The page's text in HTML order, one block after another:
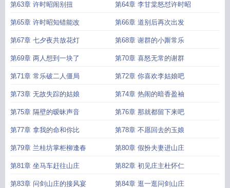
第63章 许时昭闹别扭 第64章 李甘棠怒怼许时昭
第65章 许时昭知错能改 第66章 道别后再次出发
第67章 七夕夜共放花灯 第68章 谢群的小厮常乐
第69章 两人想到一块了 第70章 喜怒无常的谢群
第71章 常乐破二人僵局 第72章 你喜欢李姑娘吧
第73章 无故失踪的姑娘 第74章 热闹的暗香盈袖
第75章 隔壁的暧昧声音 第76章 那就都留下来吧
第77章 拿我的命和你比 第78章 不愿回去的玉娘
第79章 兰桂坊掌柜柳逢春 第80章 假扮夫妻进山庄
第81章 坐马车赶往山庄 第82章 初见庄主杜怀仁
第83章 问剑山庄的接风宴 第84章 逛一逛问剑山庄